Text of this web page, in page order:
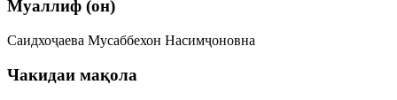
Муаллиф (он)
Саидхоҷаева Мусаббехон Насимҷоновна
Чакидаи мақола